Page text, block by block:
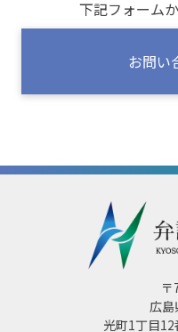
下記フォーム
お問い
広島
光町1丁目